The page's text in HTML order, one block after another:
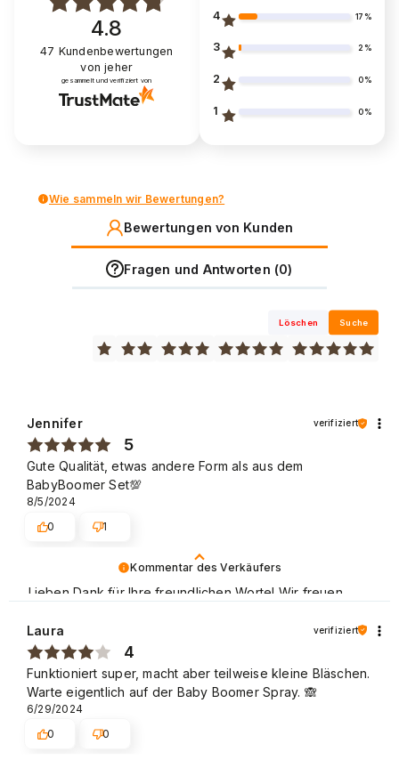
4.8
47 Kundenbewertungen
von jeher
gesammelt und verifiziert von
4 17%
3 2%
2 0%
1 0%
Wie sammeln wir Bewertungen?
Bewertungen von Kunden
Fragen und Antworten (0)
Löschen Suche
Kommentar des Verkäufers
Lieben Dank für Ihre freundlichen Worte! Wir freuen
unseren Kunden einen guten Service bieten können.
Danke nochmal! Mit freundlichen Grüßen
Jennifer verifiziert
5
Gute Qualität, etwas andere Form als aus dem
BabyBoomer Set💯
8/5/2024
0
1
Laura verifiziert
4
Funktioniert super, macht aber teilweise kleine Bläschen.
Warte eigentlich auf der Baby Boomer Spray. 🙈
6/29/2024
0
0